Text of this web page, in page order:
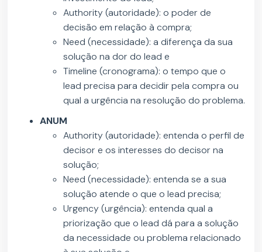
Authority (autoridade): o poder de
decisão em relação à compra;
Need (necessidade): a diferença da sua
solução na dor do lead e
Timeline (cronograma): o tempo que o
lead precisa para decidir pela compra ou
qual a urgência na resolução do problema.
ANUM
Authority (autoridade): entenda o perfil de
decisor e os interesses do decisor na
solução;
Need (necessidade): entenda se a sua
solução atende o que o lead precisa;
Urgency (urgência): entenda qual a
priorização que o lead dá para a solução
da necessidade ou problema relacionado